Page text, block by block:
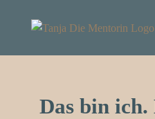
Das bin ich.